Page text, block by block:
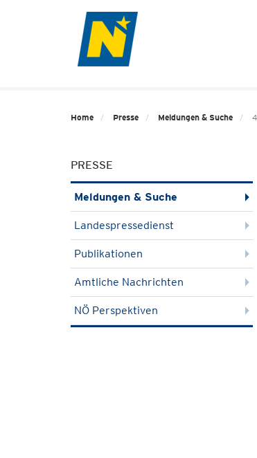
Home Presse Meldungen & Suche
PRESSE
Meldungen & Suche
Landespressedienst
Publikationen
Amtliche Nachrichten
NÖ Perspektiven